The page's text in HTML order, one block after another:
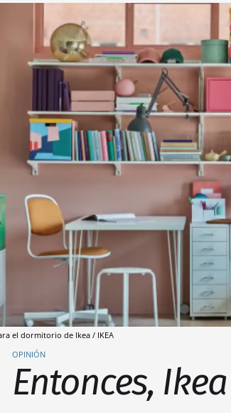
el dormitorio de Ikea / IKEA
OPINIÓN
Entonces,